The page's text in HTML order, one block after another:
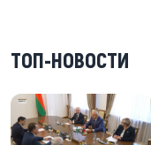
ТОП-НОВОСТИ